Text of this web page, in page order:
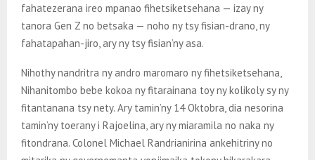
fahatezerana ireo mpanao fihetsiketsehana — izay ny
tanora Gen Z no betsaka — noho ny tsy fisian-drano, ny
fahatapahan-jiro, ary ny tsy fisian’ny asa.
Nihothy nandritra ny andro maromaro ny fihetsiketsehana,
Nihanitombo bebe kokoa ny fitarainana toy ny kolikoly sy ny
fitantanana tsy nety. Ary tamin’ny 14 Oktobra, dia nesorina
tamin’ny toerany i Rajoelina, ary ny miaramila no naka ny
fitondrana. Colonel Michael Randrianirina ankehitriny no